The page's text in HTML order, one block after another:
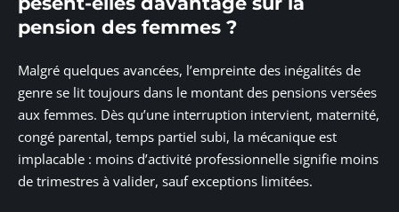
pension des femmes ?
Malgré quelques avancées, l’empreinte des inégalités de
genre se lit toujours dans le montant des pensions versées
aux femmes. Dès qu’une interruption intervient, maternité,
congé parental, temps partiel subi, la mécanique est
implacable : moins d’activité professionnelle signifie moins
de trimestres à valider, sauf exceptions limitées.